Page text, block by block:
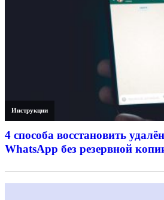
Инструкции
4 способа восстановить
WhatsApp без резервной